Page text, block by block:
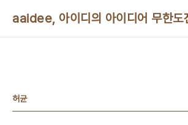
aaidee, 아이디의 아이디어 무한도
허균